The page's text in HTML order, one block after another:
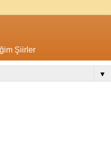
Şiirler
▼